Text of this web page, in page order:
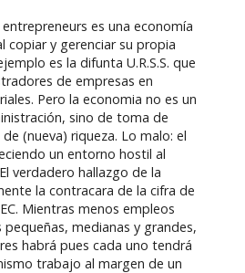
es una economía
copiar y gerenciar su propia
es la difunta U.R.S.S. que
de empresas en
Pero la economia no es un
sino de toma de
(nueva) riqueza. Lo malo: el
un entorno hostil al
verdadero hallazgo de la
la contracara de la cifra de
Mientras menos empleos
pequeñas, medianas y grandes,
habrá pues cada uno tendrá
trabajo al margen de un